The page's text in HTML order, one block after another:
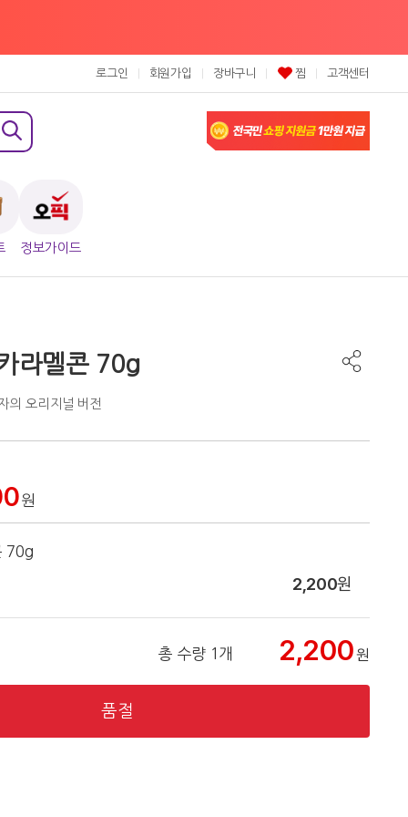
로그인 회원가입 장바구니 찜 고객센터
정보가이드
라멜콘 70g
의 오리지널 버전
원
70g
2,200원
총 수량 1개 2,200원
품절